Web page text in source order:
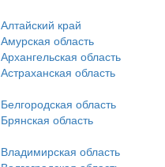
Алтайский край
Амурская область
Архангельская область
Астраханская область
Белгородская область
Брянская область
Владимирская область